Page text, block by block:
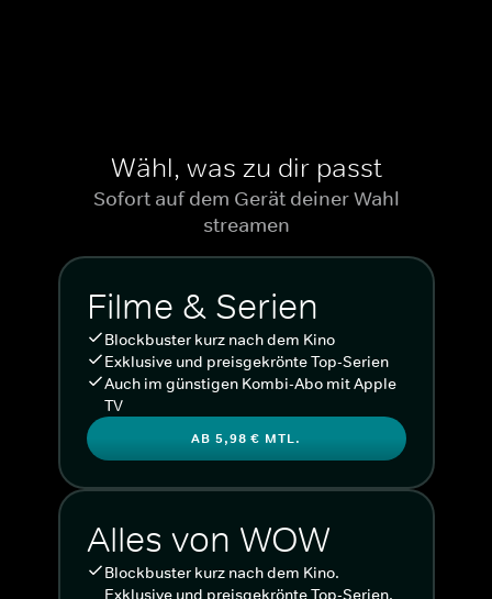
Wähl, was zu dir passt
Sofort auf dem Gerät deiner Wahl
streamen
Filme & Serien
Blockbuster kurz nach dem Kino
Exklusive und preisgekrönte Top-Serien
Auch im günstigen Kombi-Abo mit Apple
TV
AB 5,98 € MTL.
Alles von WOW
Blockbuster kurz nach dem Kino.
Exklusive und preisgekrönte Top-Serien.